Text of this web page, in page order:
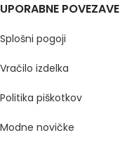
UPORABNE POVEZAVE
Splošni pogoji
Vračilo izdelka
Politika piškotkov
Modne novičke